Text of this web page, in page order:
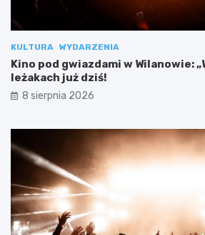
KULTURA WYDARZENIA
Kino pod gwiazdami w Wilanowie:
leżakach już dziś!
8 sierpnia 2026